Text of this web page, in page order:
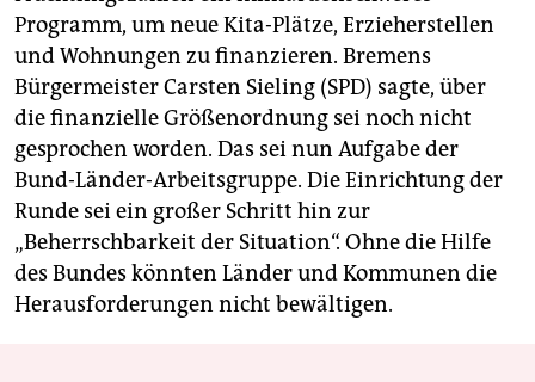
Programm, um neue Kita-Plätze, Erzieherstellen
und Wohnungen zu finanzieren. Bremens
Bürgermeister Carsten Sieling (SPD) sagte, über
die finanzielle Größenordnung sei noch nicht
gesprochen worden. Das sei nun Aufgabe der
Bund-Länder-Arbeitsgruppe. Die Einrichtung der
Runde sei ein großer Schritt hin zur
„Beherrschbarkeit der Situation“. Ohne die Hilfe
des Bundes könnten Länder und Kommunen die
Herausforderungen nicht bewältigen.